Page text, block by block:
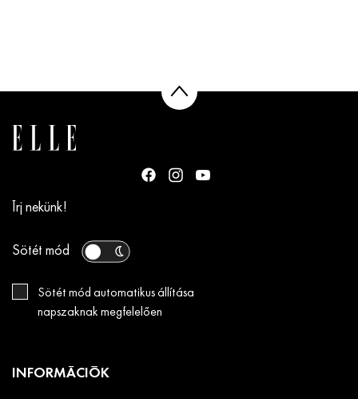
Írj nekünk!
Sötét mód
Sötét mód automatikus állítása
napszaknak megfelelően
INFORMÁCIÓK